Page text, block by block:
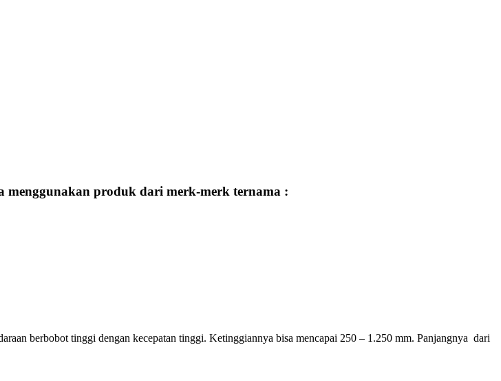
menggunakan produk dari merk-merk ternama :
berbobot tinggi dengan kecepatan tinggi. Ketinggiannya bisa mencapai 250 – 1.250 mm. Panjangnya dari